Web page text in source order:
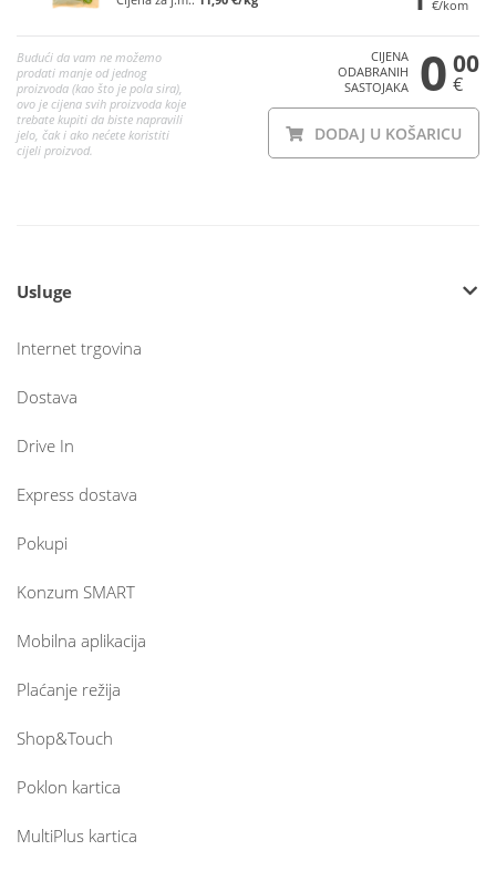
€/kom
Budući da vam ne možemo
prodati manje od jednog
proizvoda (kao što je pola sira),
ovo je cijena svih proizvoda koje
trebate kupiti da biste napravili
jelo, čak i ako nećete koristiti
cijeli proizvod.
CIJENA
ODABRANIH
SASTOJAKA
0 00
€
DODAJ U KOŠARICU
Usluge
Internet trgovina
Dostava
Drive In
Express dostava
Pokupi
Konzum SMART
Mobilna aplikacija
Plaćanje režija
Shop&Touch
Poklon kartica
MultiPlus kartica